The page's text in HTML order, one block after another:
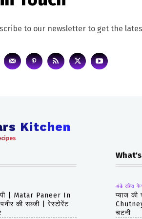
to our newsletter to get the
Kitchen
| Matar Paneer In
की सब्जी | रेस्टोरेंट
अंडे रहित
प्याज की
चटनी